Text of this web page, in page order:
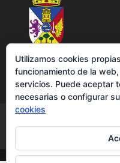
Política de
Utilizamos cookies
funcionamiento de la
servicios. Puede aceptar
necesarias o configurar
cookies